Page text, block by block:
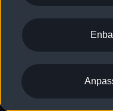
Lediga tjänster
Lediga tjänster hos
Kommentar till